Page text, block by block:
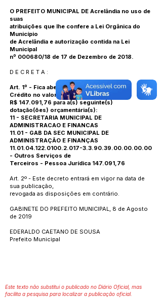
O PREFEITO MUNICIPAL DE Acrelândia no uso de
suas
atribuições que lhe confere a Lei Orgânica do
Município
de Acrelândia e autorização contida na Lei
Municipal
nº 000680/18 de 17 de Dezembro de 2018.
D E C R E T A :
Art. 1º - Fica aberto no corrente exercício
Crédito no valor de
R$ 147.091,76 para a(s) seguinte(s)
dotação(ões) orçamentária(s):
11 - SECRETARIA MUNICIPAL DE
ADMINISTRACAO E FINANCAS
11.01 - GAB DA SEC MUNICIPAL DE
ADMINISTRAÇÃO E FINANÇAS
11.01.04.122.0100.2.017-3.3.90.39.00.00.00.00
- Outros Serviços de
Terceiros - Pessoa Jurídica 147.091,76
Art. 2º - Este decreto entrará em vigor na data de
sua publicação,
revogada as disposições em contrário.
GABINETE DO PREFEITO MUNICIPAL, 8 de Agosto
de 2019
EDERALDO CAETANO DE SOUSA
Prefeito Municipal
Este texto não substitui o publicado no Diário Oficial, mas
facilita a pesquisa para localizar a publicação oficial.